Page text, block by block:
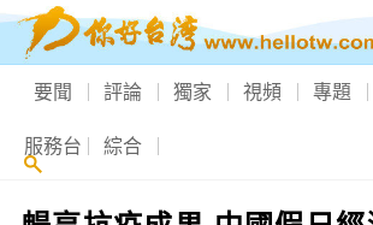
要聞 評論 獨家 視頻 專題
服務台 綜合